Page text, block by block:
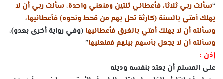
“سألت ربي ثلاثا، فأعطاني ثنتين ومنعني واحدة، سألت ربي أن لا
يهلك أمتي بالسنة (كارثة تحل بهم من قحط ونحوه) فأعطانيها،
وسألته أن لا يهلك أمتي بالغرق فأعطانيها (وفي رواية أخرى بعدو)،
وسألته أن لا يجعل بأسهم بينهم فمنعنيها”
إذن :
على المسلم أن يعتد بنفسه ودينه